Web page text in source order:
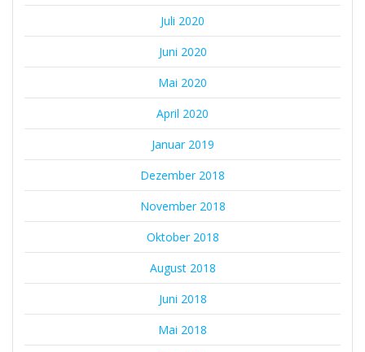
Juli 2020
Juni 2020
Mai 2020
April 2020
Januar 2019
Dezember 2018
November 2018
Oktober 2018
August 2018
Juni 2018
Mai 2018